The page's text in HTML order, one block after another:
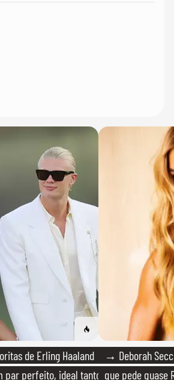
de Erling Haaland
par perfeito, ideal tanto
→ Deborah
que pede quase